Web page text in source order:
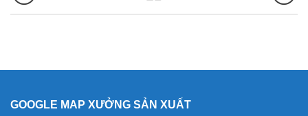
GOOGLE MAP XƯỞNG SẢN XUẤT